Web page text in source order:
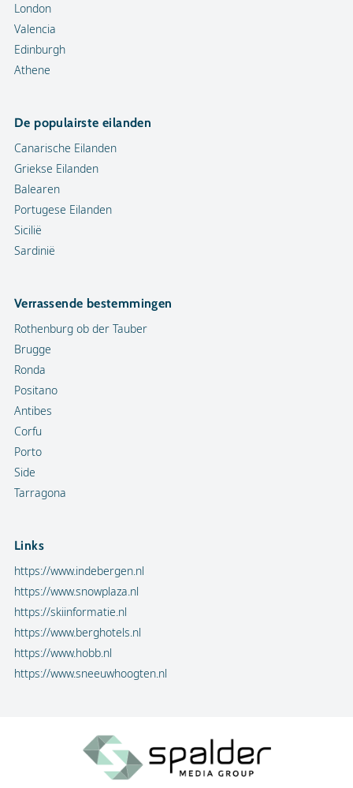
London
Valencia
Edinburgh
Athene
De populairste eilanden
Canarische Eilanden
Griekse Eilanden
Balearen
Portugese Eilanden
Sicilië
Sardinië
Verrassende bestemmingen
Rothenburg ob der Tauber
Brugge
Ronda
Positano
Antibes
Corfu
Porto
Side
Tarragona
Links
https://www.indebergen.nl
https://www.snowplaza.nl
https://skiinformatie.nl
https://www.berghotels.nl
https://www.hobb.nl
https://www.sneeuwhoogten.nl